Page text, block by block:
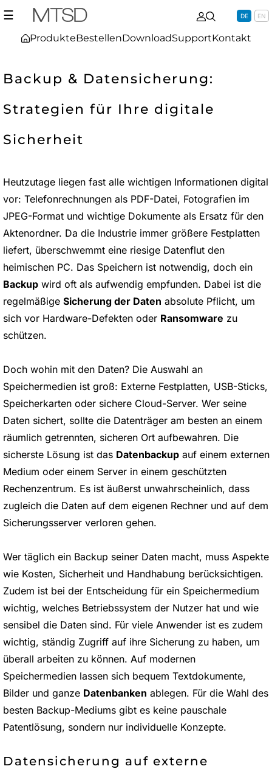
☰
ProdukteBestellenDownloadSupportKontakt
DE EN
Backup & Datensicherung:
Strategien für Ihre digitale
Sicherheit
Heutzutage liegen fast alle wichtigen Informationen digital
vor: Telefonrechnungen als PDF-Datei, Fotografien im
JPEG-Format und wichtige Dokumente als Ersatz für den
Aktenordner. Da die Industrie immer größere Festplatten
liefert, überschwemmt eine riesige Datenflut den
heimischen PC. Das Speichern ist notwendig, doch ein
Backup wird oft als aufwendig empfunden. Dabei ist die
regelmäßige Sicherung der Daten absolute Pflicht, um
sich vor Hardware-Defekten oder Ransomware zu
schützen.
Doch wohin mit den Daten? Die Auswahl an
Speichermedien ist groß: Externe Festplatten, USB-Sticks,
Speicherkarten oder sichere Cloud-Server. Wer seine
Daten sichert, sollte die Datenträger am besten an einem
räumlich getrennten, sicheren Ort aufbewahren. Die
sicherste Lösung ist das Datenbackup auf einem externen
Medium oder einem Server in einem geschützten
Rechenzentrum. Es ist äußerst unwahrscheinlich, dass
zugleich die Daten auf dem eigenen Rechner und auf dem
Sicherungsserver verloren gehen.
Wer täglich ein Backup seiner Daten macht, muss Aspekte
wie Kosten, Sicherheit und Handhabung berücksichtigen.
Zudem ist bei der Entscheidung für ein Speichermedium
wichtig, welches Betriebssystem der Nutzer hat und wie
sensibel die Daten sind. Für viele Anwender ist es zudem
wichtig, ständig Zugriff auf ihre Sicherung zu haben, um
überall arbeiten zu können. Auf modernen
Speichermedien lassen sich bequem Textdokumente,
Bilder und ganze Datenbanken ablegen. Für die Wahl des
besten Backup-Mediums gibt es keine pauschale
Patentlösung, sondern nur individuelle Konzepte.
Datensicherung auf externe